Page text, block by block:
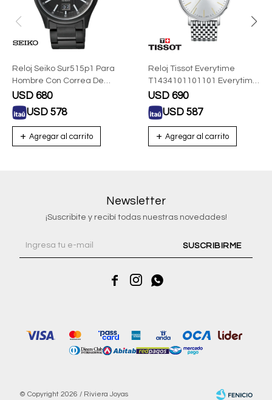
Reloj Seiko Sur515p1 Para
Hombre Con Correa De
Acero Negra
USD 680
USD 578
Reloj Tissot Everytime
T1434101101101 Everytime
40mm Para Hombre De
Acero
USD 690
USD 587
Newsletter
¡Suscribite y recibí todas nuestras novedades!
SUSCRIBIRME
  
© Copyright 2026 / Riviera Joyas